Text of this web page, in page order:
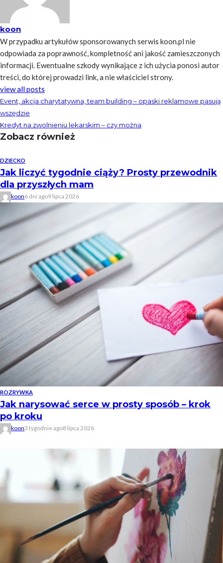
koon
W przypadku artykułów sponsorowanych serwis koon.pl nie
odpowiada za poprawność, kompletność ani jakość zamieszczonych
informacji. Ewentualne szkody wynikające z ich użycia ponosi autor
treści, do której prowadzi link, a nie właściciel strony.
view all posts
Event, akcja charytatywna, team building – opaski reklamowe pasują
wszędzie
Kredyt na zwolnieniu lekarskim – czy można
Zobacz również
DZIECKO
Jak liczyć tygodnie ciąży? Prosty przewodnik
dla przyszłych mam
koon6 dni ago9 lipca 2026
ROZRYWKA
Jak narysować serce w prosty sposób – krok
po kroku
koon3 tygodnie ago8 lipca 2026